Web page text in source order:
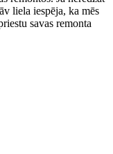
liela iespēja, ka mēs
savas remonta